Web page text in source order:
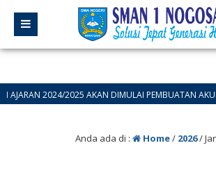
2025 AKAN DIMULAI PEMBUATAN AKUN PADA 11
Anda ada di : Home/ 2026/